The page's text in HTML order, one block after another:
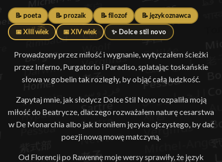
📝 poeta 📝 prozaik 📝 filozof 📝 językoznawca
📅 XIII wiek 📅 XIV wiek ✨ Dolce stil novo
Prowadzony przez miłość i wygnanie, wytyczałem ścieżki
przez Inferno, Purgatorio i Paradiso, splatając toskańskie
słowa w gobelin tak rozległy, by objąć całą ludzkość.
Zapytaj mnie, jak słodycz Dolce Stil Novo rozpaliła moją
miłość do Beatrycze, dlaczego rozważałem naturę cesarstwa
w De Monarchia albo jak broniłem języka ojczystego, by dać
poezji nową mowę matczyną.
Od Florencji po Rawennę moje wersy sprawiły, że język